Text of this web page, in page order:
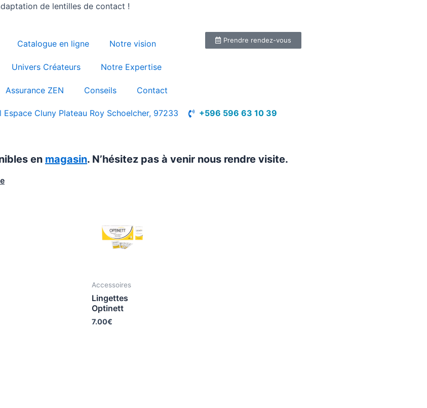
de lentilles de contact !
Catalogue en ligne Notre vision
Univers Créateurs Notre Expertise
Assurance ZEN Conseils Contact
Prendre rendez-vous
Espace Cluny Plateau Roy Schoelcher, 97233 +596 596 63 10 39
en magasin. N’hésitez pas à venir nous rendre visite.
Accessoires
Lingettes
Optinett
7.00€